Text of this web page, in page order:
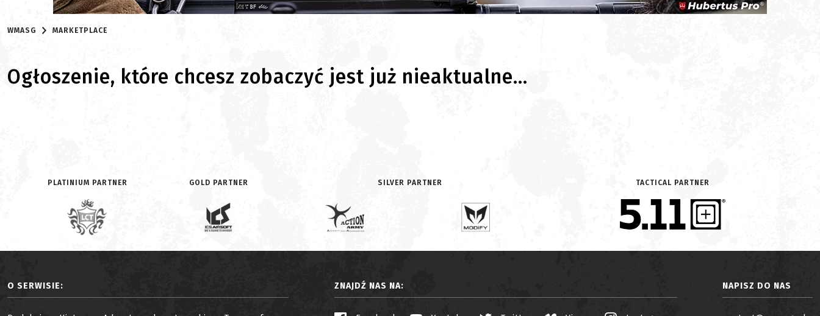
WMASG MARKETPLACE
Ogłoszenie, które chcesz zobaczyć jest już nieaktualne...
PLATINIUM PARTNER GOLD PARTNER SILVER PARTNER TACTICAL PARTNER
O SERWISIE: ZNAJDŹ NAS NA: NAPISZ DO NAS